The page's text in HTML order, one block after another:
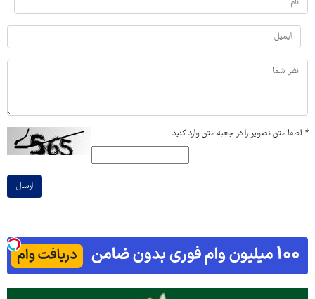
* لطفا متن تصویر را در جعبه متن وارد کنید
ارسال